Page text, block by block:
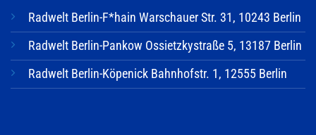
Radwelt Berlin-F*hain Warschauer Str. 31, 10243 Berlin
Radwelt Berlin-Pankow Ossietzkystraße 5, 13187 Berlin
Radwelt Berlin-Köpenick Bahnhofstr. 1, 12555 Berlin